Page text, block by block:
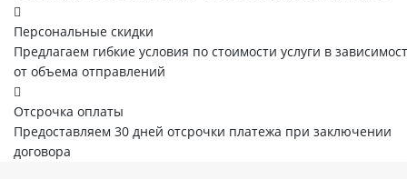
Персональные скидки
Предлагаем гибкие условия по стоимости услуги в
от объема отправлений
Отсрочка оплаты
Предоставляем 30 дней отсрочки платежа при заключении
договора